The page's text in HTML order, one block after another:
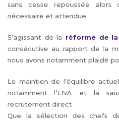
sans cesse repoussée alors
nécessaire et attendue.
S’agissant de la réforme de
consécutive au rapport de la
nous avons notamment plaidé
Le maintien de l’équilibre
notamment l’ENA et la
recrutement direct
Que la sélection des chefs